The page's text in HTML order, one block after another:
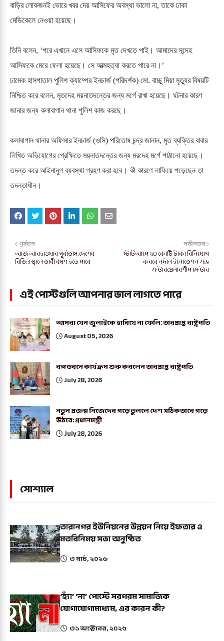
বাড়ির লোকজনই ভোরে খবর দেয় আসিফের অবস্থা ভালো না, তাকে ঢাকা
মেডিকেলে নেওয়া হয়েছে।
তিনি বলেন, ‘পরে এখানে এসে আসিফকে মৃত দেখতে পাই। আমাদের সন্দেহ
আসিফকে মেরে ফেলা হয়েছে। সে আত্মহত্যা করতে পারে না।’
ঢামেক হাসপাতাল পুলিশ ক্যাম্পের ইনচার্জ (পরিদর্শক) মো. বাচ্চু মিয়া মৃত্যুর বিষয়টি
নিশ্চিত করে বলেন, মৃতদেহ ময়নাতদন্তের জন্য মর্গে রাখা হয়েছে। ঘটনার কারণ
জানার জন্য কলাবাগান থানা পুলিশ কাজ করছে।
কলাবাগান থানার অফিসার ইনচার্জ (ওসি) পরিতোষ চন্দ্র জানান, মৃত ব্যক্তির বাবার
লিখিত অভিযোগের প্রেক্ষিতে ময়নাতদন্তের জন্য মরদেহ মর্গে পাঠানো হয়েছে।
তদন্ত করে আইনানুগ ব্যবস্থা গ্রহণ করা হবে। কী কারণে লাফিয়ে পড়েছেন তা
তদন্তাধীন।
নবীনতর
স্টার্টআপে ২০ কোটি টাকা বিনিয়োগ
করবে নর্দান ইনোভেশন এন্ড
এন্টারপ্রেনারশীপ সেন্টার
পূর্বতন
আজ আবহাওয়ার পূর্বাভাস,দেশের
বিভিন্ন স্থানে ভারী বর্ষণ হতে পারে
এই পোস্টগুলি আপনার ভাল লাগতে পারে
আমরা যেন জুলাইকে হারিয়ে না ফেলি: ভারপ্রাপ্ত রাষ্ট্রপতি
August 05, 2026
বঙ্গভবনে কার্যক্রম শুরু করলেন ভারপ্রাপ্ত রাষ্ট্রপতি
July 28, 2026
নতুন প্রজন্ম নিজেদের গড়ে তুললে দেশ সঠিকভাবে গড়ে
উঠবে: প্রধানমন্ত্রী
July 28, 2026
সোশ্যাল
তারানগর ইউনিয়নের উন্নয়ন নিয়ে ইফতার ও
মতবিনিময় সভা অনুষ্ঠিত
৩ মার্চ, ২০২৬
‘হ্যাঁ’ ‘না’ পোস্টে সরগরম সামাজিক
যোগাযোগামাধ্যম, এর কারন কী?
৩১ অক্টোবর, ২০২৫